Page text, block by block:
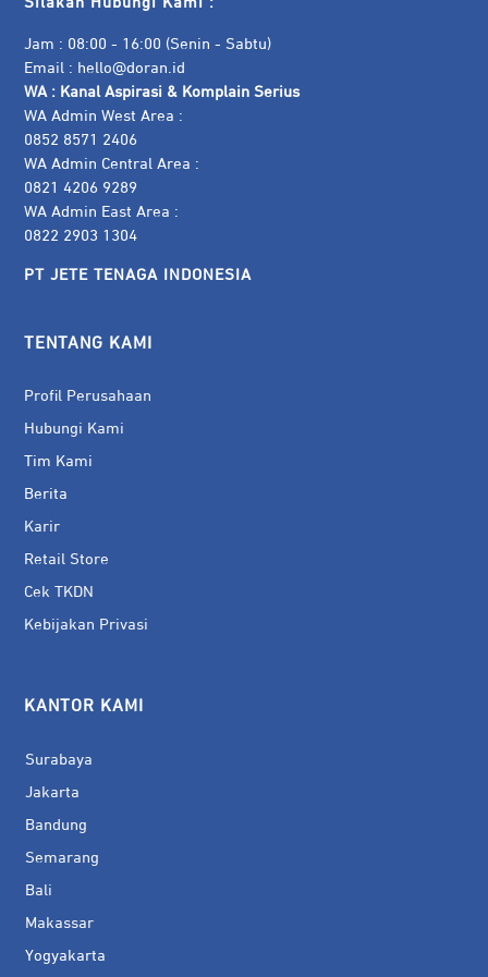
Jam : 08:00 - 16:00 (Senin - Sabtu)
Email : hello@doran.id
WA : Kanal Aspirasi & Komplain Serius
WA Admin West Area :
0852 8571 2406
WA Admin Central Area :
0821 4206 9289
WA Admin East Area :
0822 2903 1304
PT JETE TENAGA INDONESIA
TENTANG KAMI
Profil Perusahaan
Hubungi Kami
Tim Kami
Berita
Karir
Retail Store
Cek TKDN
Kebijakan Privasi
KANTOR KAMI
Surabaya
Jakarta
Bandung
Semarang
Bali
Makassar
Yogyakarta